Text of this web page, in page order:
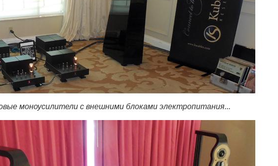
моноусилители с внешними блоками электропитания...